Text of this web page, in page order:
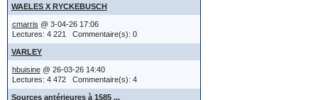
WAELES X RYCKEBUSCH
cmarris @ 3-04-26 17:06
Lectures: 4 221 Commentaire(s): 0
VARLEY
hbuisine@ 26-03-26 14:40
Lectures: 4 472 Commentaire(s): 4
Sources antérieures à 1585 ...